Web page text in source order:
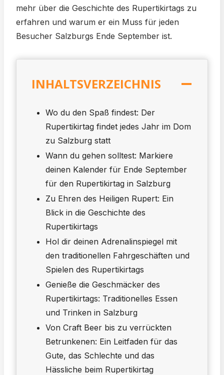
mehr über die Geschichte des Rupertikirtags zu
erfahren und warum er ein Muss für jeden
Besucher Salzburgs Ende September ist.
INHALTSVERZEICHNIS
Wo du den Spaß findest: Der
Rupertikirtag findet jedes Jahr im Dom
zu Salzburg statt
Wann du gehen solltest: Markiere
deinen Kalender für Ende September
für den Rupertikirtag in Salzburg
Zu Ehren des Heiligen Rupert: Ein
Blick in die Geschichte des
Rupertikirtags
Hol dir deinen Adrenalinspiegel mit
den traditionellen Fahrgeschäften und
Spielen des Rupertikirtags
Genieße die Geschmäcker des
Rupertikirtags: Traditionelles Essen
und Trinken in Salzburg
Von Craft Beer bis zu verrückten
Betrunkenen: Ein Leitfaden für das
Gute, das Schlechte und das
Hässliche beim Rupertikirtag